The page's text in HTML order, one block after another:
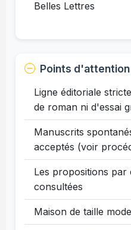
Belles Lettres
Points d'attention
Ligne éditoriale
de roman ni d'essai
Manuscrits
acceptés (voir
Les propositions par
consultées
Maison de taille